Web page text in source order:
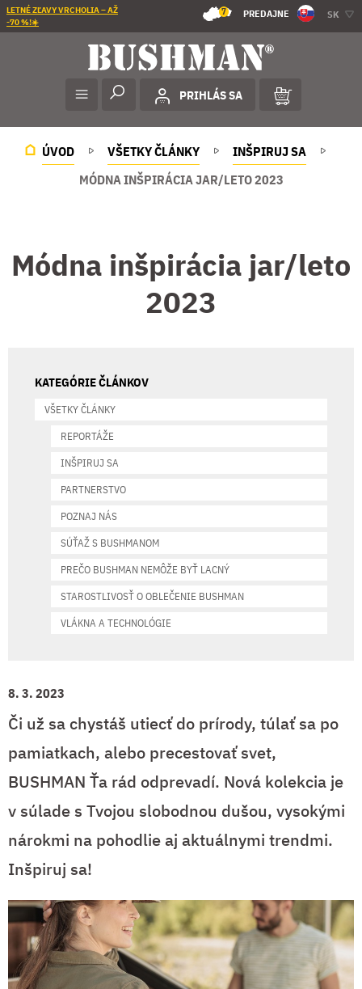
LETNÉ ZĽAVY VRCHOLIA – AŽ
-70 %!☀️
7 PREDAJNE SK
PRIHLÁS SA
ÚVOD VŠETKY ČLÁNKY
INŠPIRUJ SA
MÓDNA INŠPIRÁCIA JAR/LETO 2023
Módna inšpirácia jar/leto
2023
8. 3. 2023
Či už sa chystáš utiecť do prírody, túlať sa po
pamiatkach, alebo precestovať svet,
BUSHMAN Ťa rád odprevadí. Nová kolekcia je
v súlade s Tvojou slobodnou dušou, vysokými
nárokmi na pohodlie aj aktuálnymi trendmi.
Inšpiruj sa!
KATEGÓRIE ČLÁNKOV
VŠETKY ČLÁNKY
REPORTÁŽE
INŠPIRUJ SA
PARTNERSTVO
POZNAJ NÁS
SÚŤAŽ S BUSHMANOM
PREČO BUSHMAN NEMÔŽE BYŤ LACNÝ
STAROSTLIVOSŤ O OBLEČENIE BUSHMAN
VLÁKNA A TECHNOLÓGIE